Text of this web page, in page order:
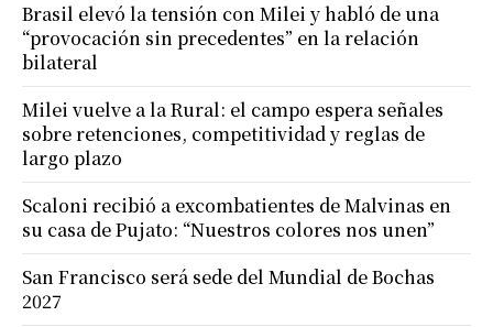
Brasil elevó la tensión con Milei y habló de una
“provocación sin precedentes” en la relación
bilateral
Milei vuelve a la Rural: el campo espera señales
sobre retenciones, competitividad y reglas de
largo plazo
Scaloni recibió a excombatientes de Malvinas en
su casa de Pujato: “Nuestros colores nos unen”
San Francisco será sede del Mundial de Bochas
2027